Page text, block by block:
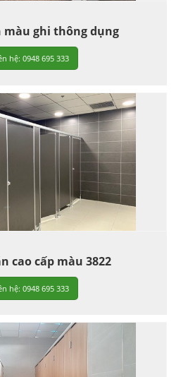
màu ghi thông dụng
hệ: 0948 695 333
cao cấp màu 3822
hệ: 0948 695 333